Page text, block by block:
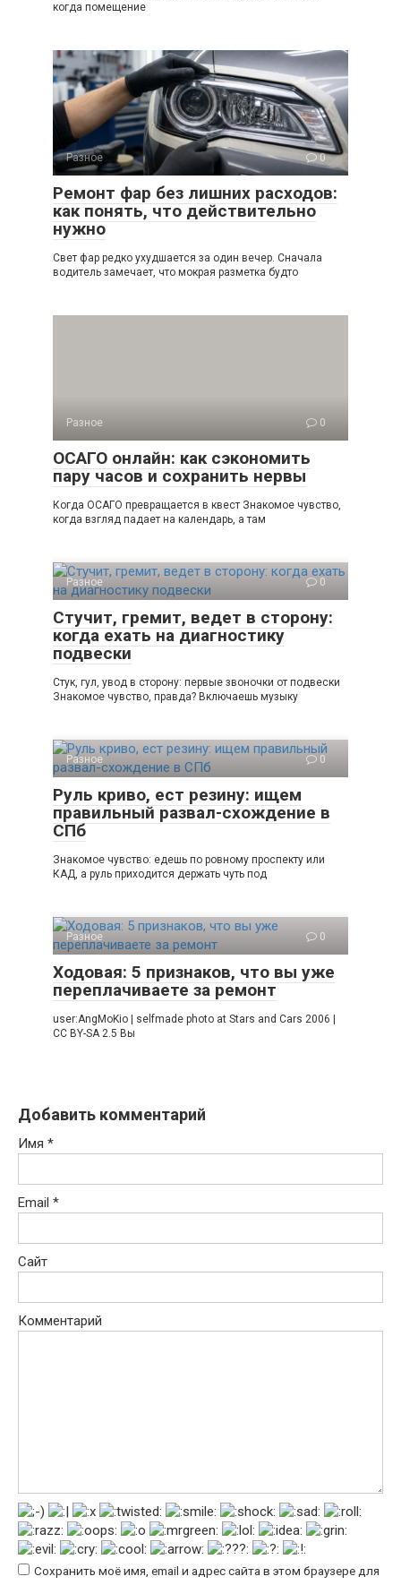
когда помещение
Разное 0
Ремонт фар без лишних расходов:
как понять, что действительно
нужно
Свет фар редко ухудшается за один вечер. Сначала
водитель замечает, что мокрая разметка будто
Разное 0
ОСАГО онлайн: как сэкономить
пару часов и сохранить нервы
Когда ОСАГО превращается в квест Знакомое чувство,
когда взгляд падает на календарь, а там
Разное 0
Стучит, гремит, ведет в сторону:
когда ехать на диагностику
подвески
Стук, гул, увод в сторону: первые звоночки от подвески
Знакомое чувство, правда? Включаешь музыку
Разное 0
Руль криво, ест резину: ищем
правильный развал-схождение в
СПб
Знакомое чувство: едешь по ровному проспекту или
КАД, а руль приходится держать чуть под
Разное 0
Ходовая: 5 признаков, что вы уже
переплачиваете за ремонт
user:AngMoKio | selfmade photo at Stars and Cars 2006 |
CC BY-SA 2.5 Вы
Добавить комментарий
Имя *
Email *
Сайт
Комментарий
Сохранить моё имя, email и адрес сайта в этом браузере для